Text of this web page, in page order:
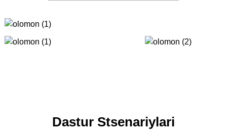
Dastur Stsenariylari